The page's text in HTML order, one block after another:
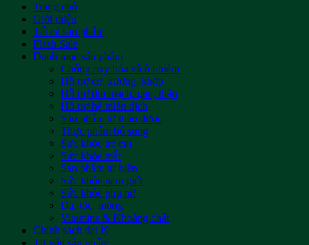
Trang chủ
Giới thiệu
Tất cả sản phẩm
Flash Sale
Danh mục sản phẩm
Chống oxy hóa và ô nhiễm
Hỗ trợ cơ, xương, khớp
Hỗ trợ tim mạch, gan, thận
Hỗ trợ hệ miễn dịch
Sản phẩm từ thảo dược
Thực phẩm bổ sung
Sức khỏe trẻ em
Sức khỏe mắt
Sản phẩm từ biển
Sức khỏe nam giới
Sức khỏe phụ nữ
Da, tóc, móng
Vitamins & Khoáng chất
Chính sách đại lý